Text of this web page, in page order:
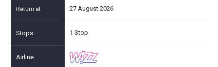
27 August 2026
1 Stop